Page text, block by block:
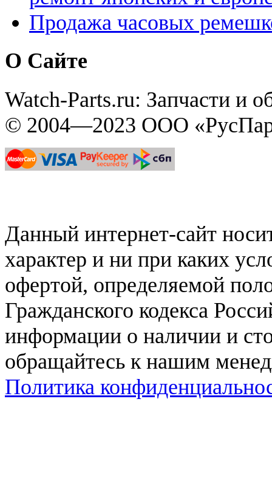
Продажа часовых
О Сайте
Watch-Parts.ru: Запчасти и
© 2004—2023 ООО
Данный интернет-сайт
характер и ни при каких
офертой, определяемой
Гражданского кодекса
информации о наличии и
обращайтесь к нашим
Политика